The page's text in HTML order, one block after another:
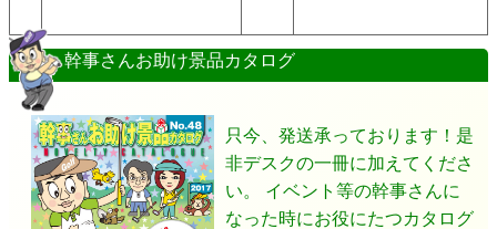
幹事さんお助け景品カタログ
只今、発送承っております！是
非デスクの一冊に加えてくださ
い。 イベント等の幹事さんに
なった時にお役にたつカタログ